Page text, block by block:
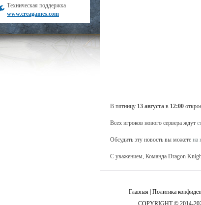
Техническая поддержка
www.creagames.com
В пятницу 13 августа в 12:00
Всех игроков нового сервера ждут
Обсудить эту новость вы можете на
С уважением, Команда Dragon
Главная Политика
COPYRIGHT © 2014-